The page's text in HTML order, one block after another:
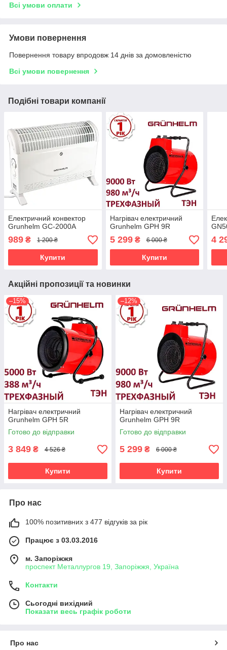
Всі умови оплати
Умови повернення
Повернення товару впродовж 14 днів за домовленістю
Всі умови повернення
Подібні товари компанії
Електричний конвектор
Grunhelm GC-2000A
989 ₴ 1 200 ₴
Купити
Нагрівач електричний
Grunhelm GPH 9R
5 299₴ 6 000 ₴
Купити
4
Акційні пропозиції та новинки
–15%
Нагрівач електричний
Grunhelm GPH 5R
Готово до відправки
3 849 ₴ 4 526 ₴
Купити
–12%
Нагрівач електричний
Grunhelm GPH 9R
Готово до відправки
5 299 ₴ 6 000 ₴
Купити
Про нас
100% позитивних з 477 відгуків за рік
Працює з 03.03.2016
м. Запоріжжя
проспект Металлургов 19, Запоріжжя, Україна
Контакти
Сьогодні вихідний
Показати весь графік роботи
Про нас